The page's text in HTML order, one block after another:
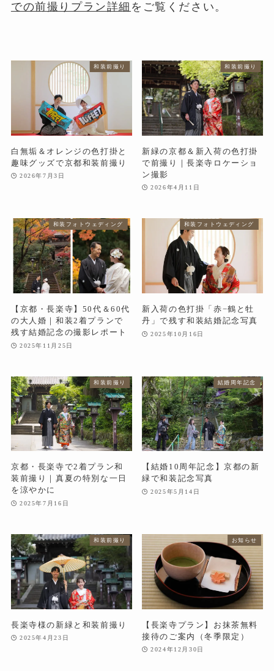
での前撮りプラン詳細 をご覧ください。
和装前撮り
白無垢＆オレンジの色打掛と
趣味グッズで京都和装前撮り
2026年7月3日
和装前撮り
新緑の京都＆新入荷の色打掛
で前撮り｜長楽寺ロケーショ
ン撮影
2026年4月11日
和装フォトウェディング
【京都・長楽寺】50代＆60代
の大人婚｜和装2着プランで
残す結婚記念の撮影レポート
2025年11月25日
和装フォトウェディング
新入荷の色打掛「赤−鶴と牡
丹」で残す和装結婚記念写真
2025年10月16日
和装前撮り
京都・長楽寺で2着プラン和
装前撮り｜真夏の特別な一日
を涼やかに
2025年7月16日
結婚周年記念
【結婚10周年記念】京都の新
緑で和装記念写真
2025年5月14日
和装前撮り
長楽寺様の新緑と和装前撮り
2025年4月23日
お知らせ
【長楽寺プラン】お抹茶無料
接待のご案内（冬季限定）
2024年12月30日